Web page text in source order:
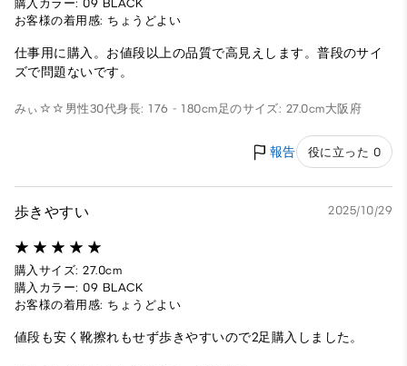
購入カラー: 09 BLACK
お客様の着用感: ちょうどよい
仕事用に購入。お値段以上の品質で高見えします。普段のサイ
ズで問題ないです。
みぃ☆☆ 男性30代身長: 176 - 180cm足のサイズ: 27.0cm大阪府
報告 役に立った 0
歩きやすい 2025/10/29
購入サイズ: 27.0cm
購入カラー: 09 BLACK
お客様の着用感: ちょうどよい
値段も安く靴擦れもせず歩きやすいので2足購入しました。